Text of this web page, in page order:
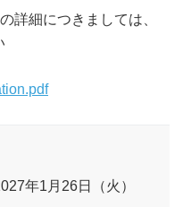
詳細につきましては、
年1月26日（火）